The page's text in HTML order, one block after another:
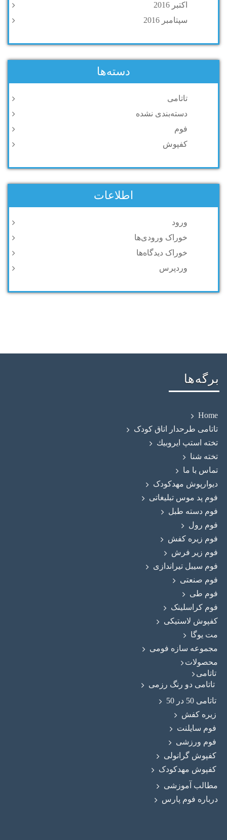
اکتبر 2016
سپتامبر 2016
دسته‌ها
تاتامی
دسته‌بندی نشده
فوم
کفپوش
اطلاعات
ورود
خوراک ورودی‌ها
خوراک دیدگاه‌ها
وردپرس
برگه‌ها
Home
تاتامی طرحدار اتاق کودک
تخته استپ ايروبيك
تخته شنا
تماس با ما
دیوارپوش مهدکودک
فوم پد موس تبلیغاتی
فوم دسته طبل
فوم رول
فوم زيره كفش
فوم زیر فرش
فوم سیبل تیراندازی
فوم صنعتی
فوم طی
فوم کراسلینک
کفپوش لاستیکی
مت یوگا
مجموعه سازه فومی
محصولات
تاتامی
تاتامی دو رنگ رزمی
تاتامی 50 در 50
زیره کفش
فوم سایلنت
فوم ورزشی
کفپوش گرانولی
کفپوش مهدکودک
مطالب آموزشی
درباره فوم پارس